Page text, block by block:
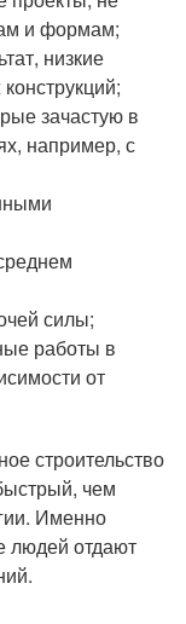
и формам;
низкие
зачастую в
например, с
силы;
работы в
от
строительство
чем
Именно
людей отдают